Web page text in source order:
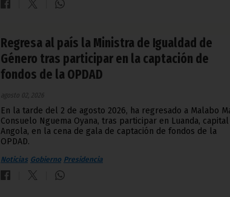
Regresa al país la Ministra de Igualdad de
Género tras participar en la captación de
fondos de la OPDAD
agosto 02, 2026
En la tarde del 2 de agosto 2026, ha regresado a Malabo
Consuelo Nguema Oyana, tras participar en Luanda,
Angola, en la cena de gala de captación de fondos de la
OPDAD.
Noticias Gobierno Presidencia